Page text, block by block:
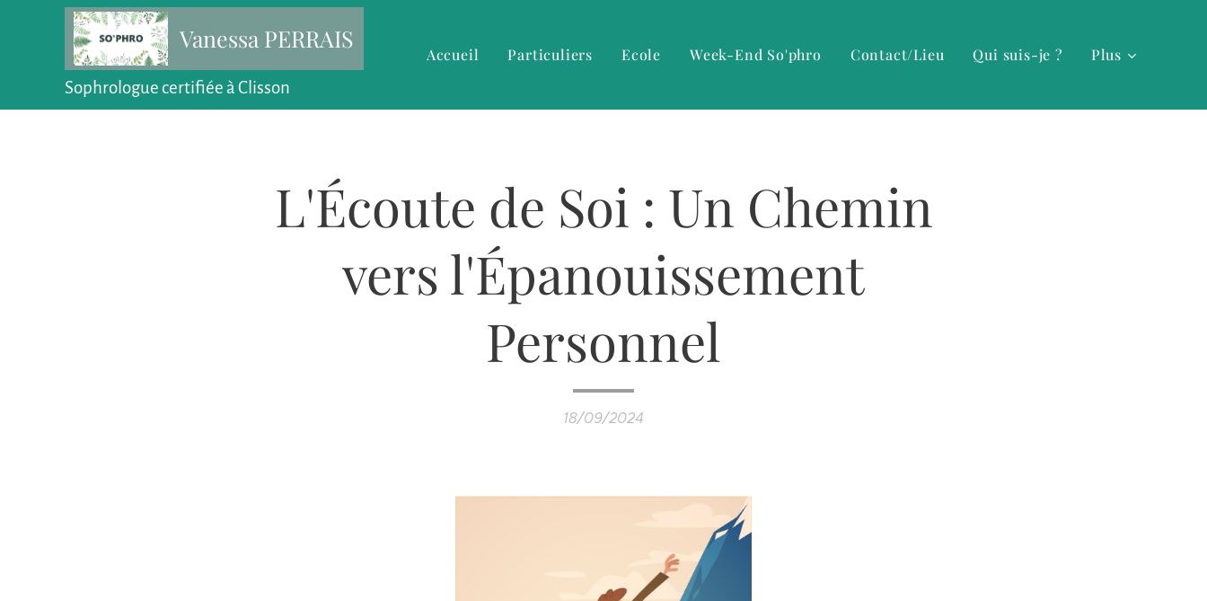
Vanessa PERRAIS
Sophrologue certifiée à Clisson
Accueil Particuliers Ecole Week-End So'phro Contact/Lieu Qui suis-je ? Plus
L'Écoute de Soi : Un Chemin
vers l'Épanouissement
Personnel
18/09/2024